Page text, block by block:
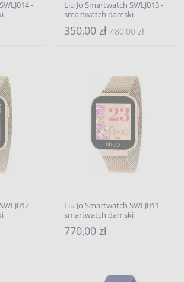
-
Liu Jo Smartwatch SWLJ013 -
smartwatch damski
350,00 zł 480,00 zł
-
Liu Jo Smartwatch SWLJ011 -
smartwatch damski
770,00 zł